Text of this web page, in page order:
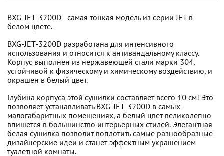
BXG-JET-3200D - самая тонкая модель из серии JET в
белом цвете.
BXG-JET-3200D разработана для интенсивного
использования и относится к антивандальному классу.
Корпус выполнен из нержавеющей стали марки 304,
устойчивой к физическому и химическому воздействию, и
окрашен в белый цвет.
Глубина корпуса этой сушилки составляет всего 10 см! Это
позволяет устанавливать BXG-JET-3200D в самых
малогабаритных помещениях, а белый цвет великолепно
впишется в большинство интерьерных стилей. Элегантная
белая сушилка позволит воплотить самые разнообразные
дизайнерские идеи и станет эффектным украшением
туалетной комнаты.